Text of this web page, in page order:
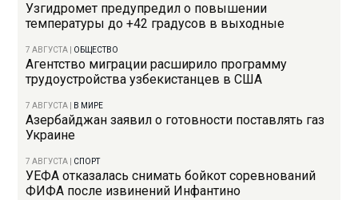
Узгидромет предупредил о повышении
температуры до +42 градусов в выходные
7 АВГУСТА ОБЩЕСТВО
Агентство миграции расширило программу
трудоустройства узбекистанцев в США
7 АВГУСТА В МИРЕ
Азербайджан заявил о готовности поставлять газ
Украине
7 АВГУСТА СПОРТ
УЕФА отказалась снимать бойкот соревнований
ФИФА после извинений Инфантино